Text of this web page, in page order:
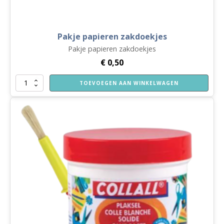
Pakje papieren zakdoekjes
Pakje papieren zakdoekjes
€ 0,50
Pakje
papieren
aantal
TOEVOEGEN AAN WINKELWAGEN